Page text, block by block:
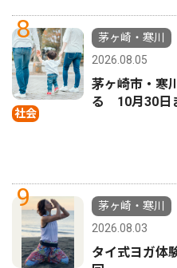
8
社会
茅ヶ崎・寒川
2026.08.05
茅ヶ崎市・寒
る 10月30日
9
茅ヶ崎・寒川
2026.08.03
タイ式ヨガ体